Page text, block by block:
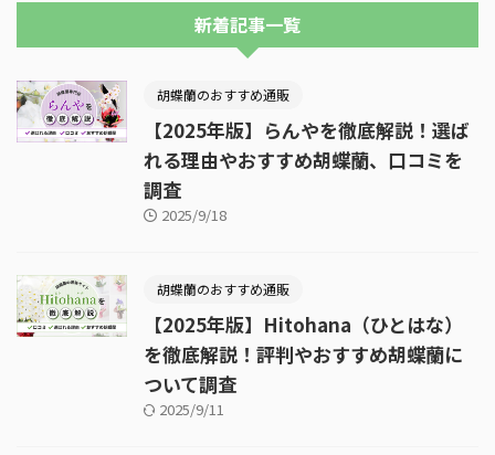
新着記事一覧
胡蝶蘭のおすすめ通販
【2025年版】らんやを徹底解説！選ば
れる理由やおすすめ胡蝶蘭、口コミを
調査
2025/9/18
胡蝶蘭のおすすめ通販
【2025年版】Hitohana（ひとはな）
を徹底解説！評判やおすすめ胡蝶蘭に
ついて調査
2025/9/11